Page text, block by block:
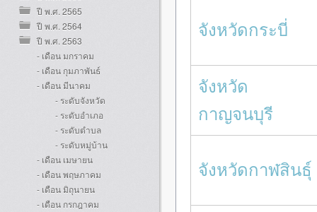
ปี พ.ศ. 2565
ปี พ.ศ. 2564
ปี พ.ศ. 2563
- เดือน มกราคม
- เดือน กุมภาพันธ์
- เดือน มีนาคม
- ระดับจังหวัด
- ระดับอำเภอ
- ระดับตำบล
- ระดับหมู่บ้าน
- เดือน เมษายน
- เดือน พฤษภาคม
- เดือน มิถุนายน
- เดือน กรกฎาคม
จังหวัดกระบี่
จังหวัด
กาญจนบุรี
จังหวัดกาฬสินธุ์